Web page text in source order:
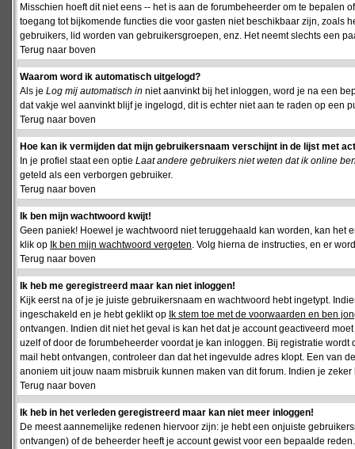
Misschien hoeft dit niet eens -- het is aan de forumbeheerder om te bepalen
toegang tot bijkomende functies die voor gasten niet beschikbaar zijn,
gebruikers, lid worden van gebruikersgroepen, enz. Het neemt slechts een
Terug naar boven
Waarom word ik automatisch uitgelogd?
Als je Log mij automatisch in niet aanvinkt bij het inloggen, word je na een
dat vakje wel aanvinkt blijf je ingelogd, dit is echter niet aan te raden op een
Terug naar boven
Hoe kan ik vermijden dat mijn gebruikersnaam verschijnt in de lijst met
In je profiel staat een optie Laat andere gebruikers niet weten dat ik online
geteld als een verborgen gebruiker.
Terug naar boven
Ik ben mijn wachtwoord kwijt!
Geen paniek! Hoewel je wachtwoord niet teruggehaald kan worden, kan
klik op Ik ben mijn wachtwoord vergeten. Volg hierna de instructies, en er
Terug naar boven
Ik heb me geregistreerd maar kan niet inloggen!
Kijk eerst na of je je juiste gebruikersnaam en wachtwoord hebt ingetypt.
ingeschakeld en je hebt geklikt op Ik stem toe met de voorwaarden en ben
ontvangen. Indien dit niet het geval is kan het dat je account geactiveerd
uzelf of door de forumbeheerder voordat je kan inloggen. Bij registratie
mail hebt ontvangen, controleer dan dat het ingevulde adres klopt. Een van
anoniem uit jouw naam misbruik kunnen maken van dit forum. Indien je
Terug naar boven
Ik heb in het verleden geregistreerd maar kan niet meer inloggen!
De meest aannemelijke redenen hiervoor zijn: je hebt een onjuiste
ontvangen) of de beheerder heeft je account gewist voor een bepaalde